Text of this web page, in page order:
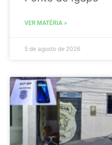
VER MATÉRIA »
5 de agosto de 2026